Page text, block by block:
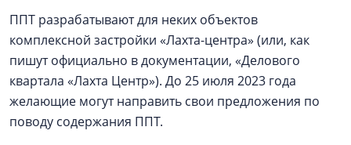
ППТ разрабатывают для неких объектов
комплексной застройки «Лахта-центра» (или, как
пишут официально в документации, «Делового
квартала «Лахта Центр»). До 25 июля 2023 года
желающие могут направить свои предложения по
поводу содержания ППТ.